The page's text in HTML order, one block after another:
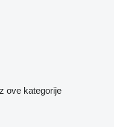
ove kategorije